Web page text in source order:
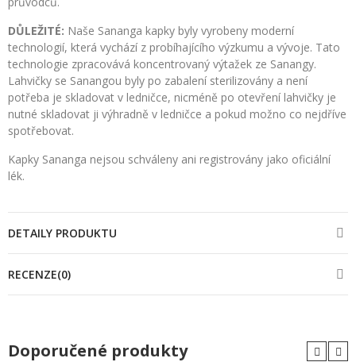
DŮLEŽITÉ: Naše Sananga kapky byly vyrobeny moderní
technologií, která vychází z probíhajícího výzkumu a vývoje. Tato
technologie zpracovává koncentrovaný výtažek ze Sanangy.
Lahvičky se Sanangou byly po zabalení sterilizovány a není
potřeba je skladovat v ledničce, nicméně po otevření lahvičky je
nutné skladovat ji výhradně v ledničce a pokud možno co nejdříve
spotřebovat.
Kapky Sananga nejsou schváleny ani registrovány jako oficiální
lék.
DETAILY PRODUKTU
RECENZE(0)
Doporučené produkty